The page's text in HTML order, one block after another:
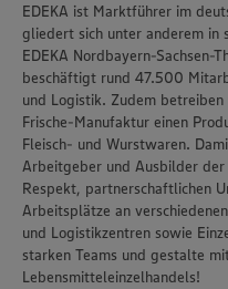
EDEKA ist Marktführer im
gliedert sich unter anderem in
EDEKA Nordbayern-Sachsen-
beschäftigt rund 47.500
und Logistik. Zudem
Frische-Manufaktur einen
Fleisch- und Wurstwaren.
Arbeitgeber und Ausbilder
Respekt, partnerschaftlichen
Arbeitsplätze an
und Logistikzentren sowie
starken Teams und gestalte
Lebensmitteleinzelhandels!